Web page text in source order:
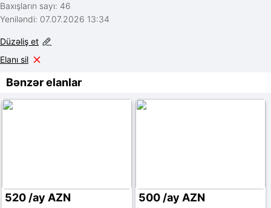
Baxışların sayı: 46
Yeniləndi: 07.07.2026 13:34
Düzəliş et
Elanı sil
Bənzər elanlar
520 /ay AZN 500 /ay AZN